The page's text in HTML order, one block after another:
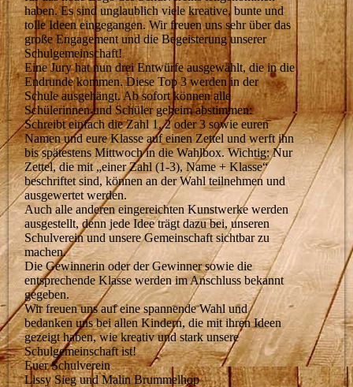
haben. Es sind unglaublich viele kreative, bunte und
tolle Ideen eingegangen. Wir freuen uns sehr über das
große Engagement und die Begeisterung unserer
Schulgemeinschaft!
Eine Jury hat nun drei Entwürfe ausgewählt, die in die
Endrunde kommen. Diese Top 3 werden in der
Schule ausgehängt. Ab sofort können alle
Schülerinnen und Schüler geheim abstimmen:
Schreibt einfach die Zahl 1, 2 oder 3 sowie euren
Namen und eure Klasse auf einen Zettel und werft ihn
bis spätestens Mittwoch in die Wahlbox. Wichtig: Nur
Zettel, die mit „einer Zahl (1-3), Name + Klasse“
beschriftet sind, können an der Wahl teilnehmen und
ausgewertet werden.
Auch alle anderen eingereichten Kunstwerke werden
ausgestellt, denn jede Idee trägt dazu bei, unseren
Schulverein und unsere Gemeinschaft sichtbar zu
machen.
Die Gewinnerin oder der Gewinner sowie die
entsprechende Klasse werden im Anschluss bekannt
gegeben.
Wir freuen uns auf eine spannende Wahl und
bedanken uns bei allen Kindern, die mit ihren Ideen
gezeigt haben, wie kreativ und stark unsere
Schulgemeinschaft ist!
Euer Schulverein
Lissy Sieg und Malin Brummelhop